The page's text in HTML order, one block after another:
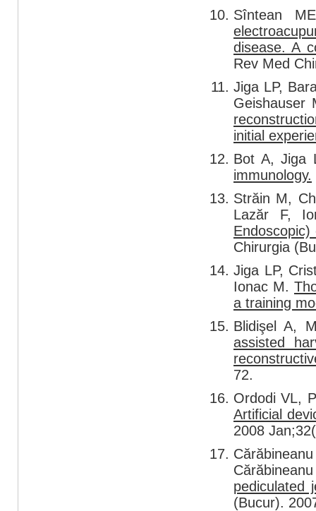
Sîntean
disease. A
Rev Med
Jiga LP,
initial
Bot A, Jiga
immunology.
Străin M,
Lazăr F,
Chirurgia
Jiga LP,
Ionac M.
a training
Blidişel A,
assisted
72.
Ordodi VL,
Artificial
2008
pediculated
(Bucur).